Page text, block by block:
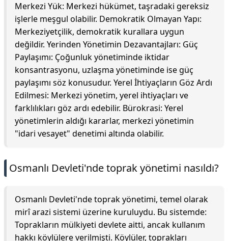
Merkezi Yük: Merkezi hükümet, taşradaki gereksiz
işlerle meşgul olabilir. Demokratik Olmayan Yapı:
Merkeziyetçilik, demokratik kurallara uygun
değildir. Yerinden Yönetimin Dezavantajları: Güç
Paylaşımı: Çoğunluk yönetiminde iktidar
konsantrasyonu, uzlaşma yönetiminde ise güç
paylaşımı söz konusudur. Yerel İhtiyaçların Göz Ardı
Edilmesi: Merkezi yönetim, yerel ihtiyaçları ve
farklılıkları göz ardı edebilir. Bürokrasi: Yerel
yönetimlerin aldığı kararlar, merkezi yönetimin
"idari vesayet" denetimi altında olabilir.
Osmanlı Devleti'nde toprak yönetimi nasıldı?
Osmanlı Devleti'nde toprak yönetimi, temel olarak
mirî arazi sistemi üzerine kuruluydu. Bu sistemde:
Toprakların mülkiyeti devlete aitti, ancak kullanım
hakkı köylülere verilmişti. Köylüler, toprakları